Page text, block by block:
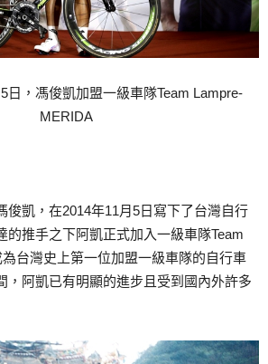
5日，馮俊凱加盟一級車隊Team Lampre-
MERIDA
俊凱，在2014年11月5日寫下了台灣自行
的推手之下阿凱正式加入一級車隊Team
台灣史上第一位加盟一級車隊的自行車
，阿凱已有明顯的進步且受到國內外許多